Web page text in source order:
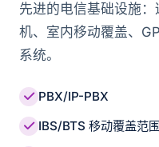
先进的电信基础设施
机、室内移动覆盖、
系统。
PBX/IP-PBX
IBS/BTS 移动覆盖范围